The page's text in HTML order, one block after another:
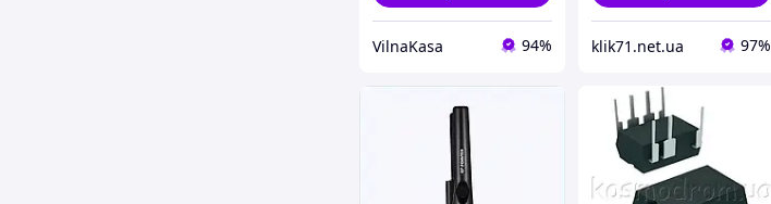
VilnaKasa 94% klik71.net.ua 97%